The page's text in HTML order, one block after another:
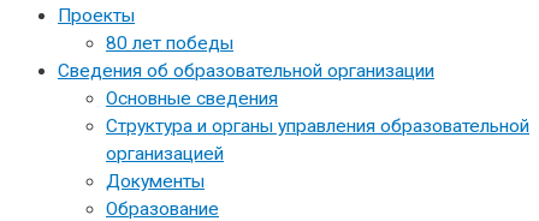
Проекты
80 лет победы
Сведения об образовательной организации
Основные сведения
Структура и органы управления образовательной
организацией
Документы
Образование